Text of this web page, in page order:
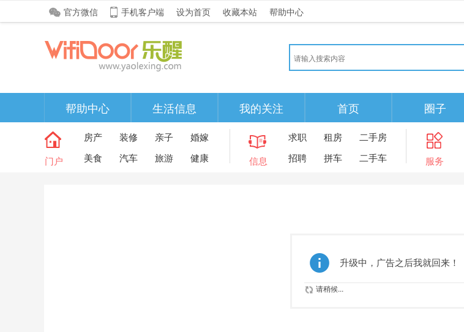
官方微信 手机客户端 设为首页 收藏本站 帮助中心
帮助中心 生活信息 我的关注 首页 圈子
门户
房产 装修 亲子
婚嫁
美食
汽车 旅游 健康 信息
求职 租房
二手房
招聘
拼车 二手车 服务
升级中，广告之后我就回来！
请稍候...